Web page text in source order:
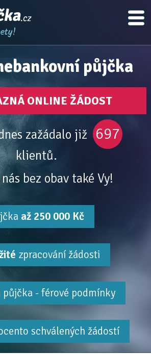
půjčka
ONLINE ŽÁDOST
zažádalo již 697
klientů.
bez obav také Vy!
až 250 000 Kč
zpracování žádosti
půjčka - férové podmínky
schválených žádostí